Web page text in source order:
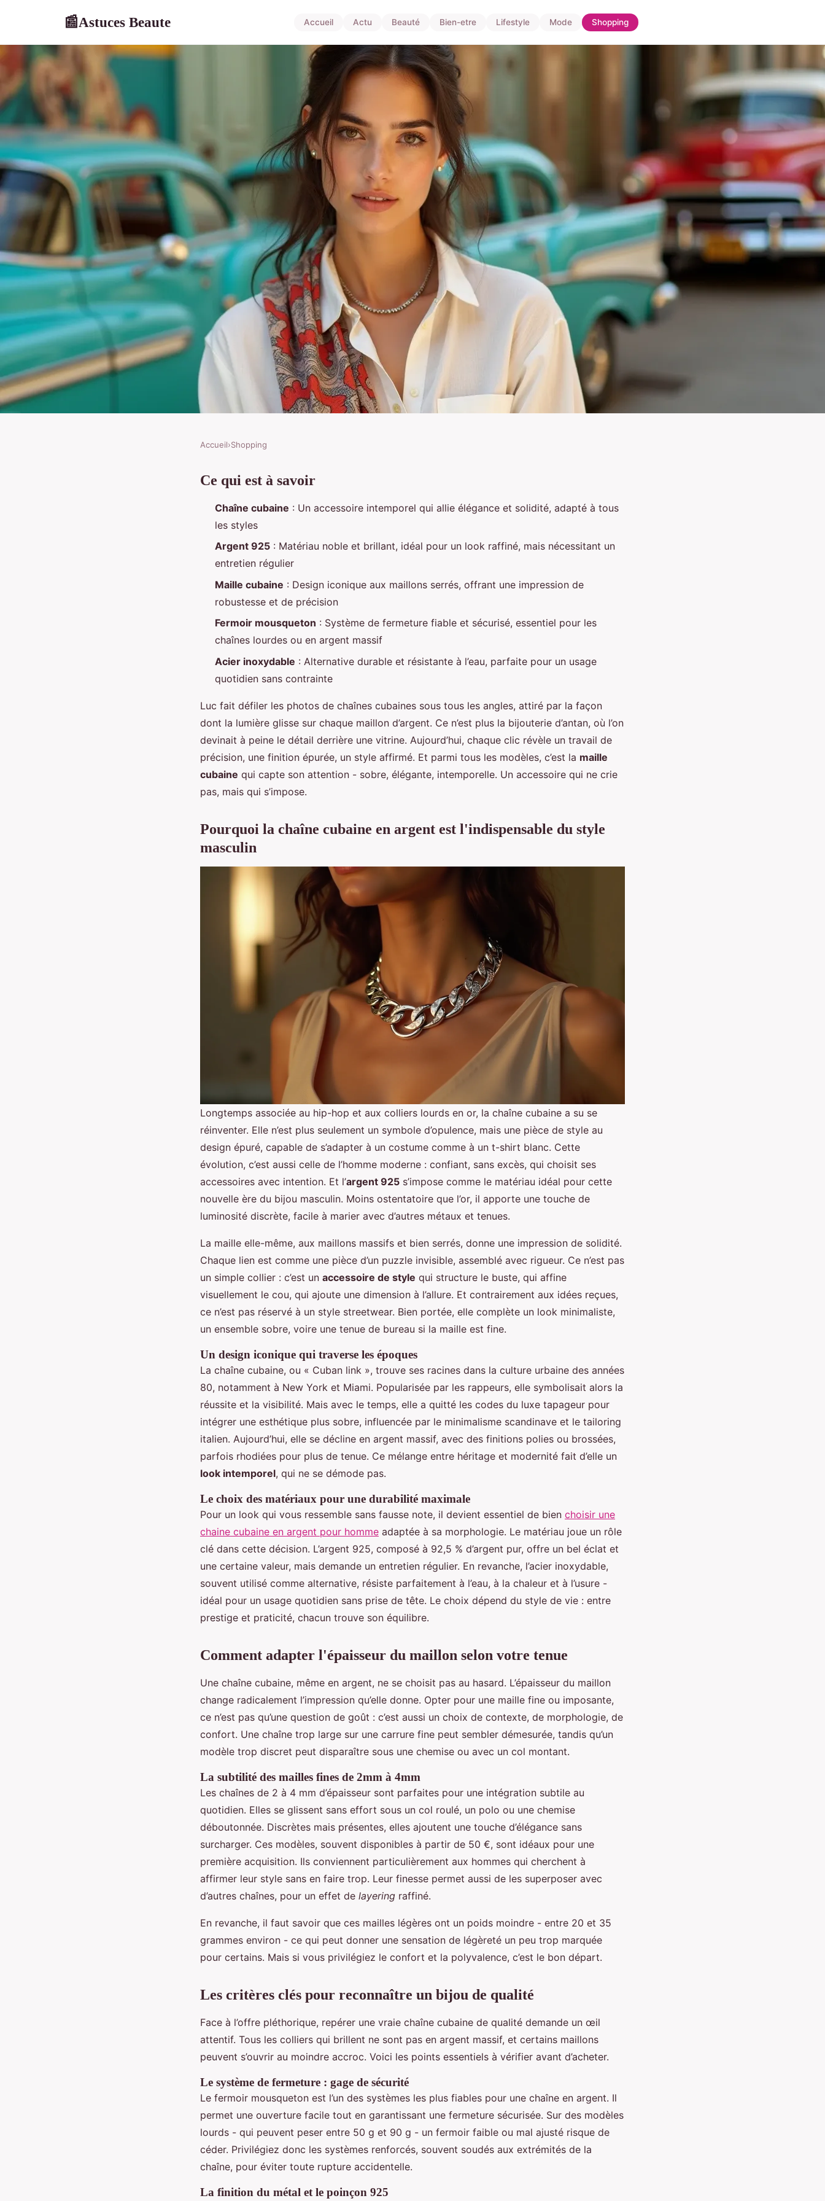
📰Astuces Beaute Accueil Actu Beauté Bien-etre Lifestyle Mode Shopping
Chaine cubaine argent : le guide complet
pour bien la porter
13 min de lecture
Accueil›Shopping
Ce qui est à savoir
Chaîne cubaine : Un accessoire intemporel qui allie élégance et solidité, adapté à tous
les styles
Argent 925 : Matériau noble et brillant, idéal pour un look raffiné, mais nécessitant un
entretien régulier
Maille cubaine : Design iconique aux maillons serrés, offrant une impression de
robustesse et de précision
Fermoir mousqueton : Système de fermeture fiable et sécurisé, essentiel pour les
chaînes lourdes ou en argent massif
Acier inoxydable : Alternative durable et résistante à l’eau, parfaite pour un usage
quotidien sans contrainte
Luc fait défiler les photos de chaînes cubaines sous tous les angles, attiré par la façon
dont la lumière glisse sur chaque maillon d’argent. Ce n’est plus la bijouterie d’antan, où l’on
devinait à peine le détail derrière une vitrine. Aujourd’hui, chaque clic révèle un travail de
précision, une finition épurée, un style affirmé. Et parmi tous les modèles, c’est la maille
cubaine qui capte son attention - sobre, élégante, intemporelle. Un accessoire qui ne crie
pas, mais qui s’impose.
Pourquoi la chaîne cubaine en argent est l'indispensable du style
masculin
Longtemps associée au hip-hop et aux colliers lourds en or, la chaîne cubaine a su se
réinventer. Elle n’est plus seulement un symbole d’opulence, mais une pièce de style au
design épuré, capable de s’adapter à un costume comme à un t-shirt blanc. Cette
évolution, c’est aussi celle de l’homme moderne : confiant, sans excès, qui choisit ses
accessoires avec intention. Et l’argent 925 s’impose comme le matériau idéal pour cette
nouvelle ère du bijou masculin. Moins ostentatoire que l’or, il apporte une touche de
luminosité discrète, facile à marier avec d’autres métaux et tenues.
La maille elle-même, aux maillons massifs et bien serrés, donne une impression de solidité.
Chaque lien est comme une pièce d’un puzzle invisible, assemblé avec rigueur. Ce n’est pas
un simple collier : c’est un accessoire de style qui structure le buste, qui affine
visuellement le cou, qui ajoute une dimension à l’allure. Et contrairement aux idées reçues,
ce n’est pas réservé à un style streetwear. Bien portée, elle complète un look minimaliste,
un ensemble sobre, voire une tenue de bureau si la maille est fine.
Un design iconique qui traverse les époques
La chaîne cubaine, ou « Cuban link », trouve ses racines dans la culture urbaine des années
80, notamment à New York et Miami. Popularisée par les rappeurs, elle symbolisait alors la
réussite et la visibilité. Mais avec le temps, elle a quitté les codes du luxe tapageur pour
intégrer une esthétique plus sobre, influencée par le minimalisme scandinave et le tailoring
italien. Aujourd’hui, elle se décline en argent massif, avec des finitions polies ou brossées,
parfois rhodiées pour plus de tenue. Ce mélange entre héritage et modernité fait d’elle un
look intemporel, qui ne se démode pas.
Le choix des matériaux pour une durabilité maximale
Pour un look qui vous ressemble sans fausse note, il devient essentiel de bien choisir une
chaine cubaine en argent pour homme adaptée à sa morphologie. Le matériau joue un rôle
clé dans cette décision. L’argent 925, composé à 92,5 % d’argent pur, offre un bel éclat et
une certaine valeur, mais demande un entretien régulier. En revanche, l’acier inoxydable,
souvent utilisé comme alternative, résiste parfaitement à l’eau, à la chaleur et à l’usure -
idéal pour un usage quotidien sans prise de tête. Le choix dépend du style de vie : entre
prestige et praticité, chacun trouve son équilibre.
Comment adapter l'épaisseur du maillon selon votre tenue
Une chaîne cubaine, même en argent, ne se choisit pas au hasard. L’épaisseur du maillon
change radicalement l’impression qu’elle donne. Opter pour une maille fine ou imposante,
ce n’est pas qu’une question de goût : c’est aussi un choix de contexte, de morphologie, de
confort. Une chaîne trop large sur une carrure fine peut sembler démesurée, tandis qu’un
modèle trop discret peut disparaître sous une chemise ou avec un col montant.
La subtilité des mailles fines de 2mm à 4mm
Les chaînes de 2 à 4 mm d’épaisseur sont parfaites pour une intégration subtile au
quotidien. Elles se glissent sans effort sous un col roulé, un polo ou une chemise
déboutonnée. Discrètes mais présentes, elles ajoutent une touche d’élégance sans
surcharger. Ces modèles, souvent disponibles à partir de 50 €, sont idéaux pour une
première acquisition. Ils conviennent particulièrement aux hommes qui cherchent à
affirmer leur style sans en faire trop. Leur finesse permet aussi de les superposer avec
d’autres chaînes, pour un effet de layering raffiné.
En revanche, il faut savoir que ces mailles légères ont un poids moindre - entre 20 et 35
grammes environ - ce qui peut donner une sensation de légèreté un peu trop marquée
pour certains. Mais si vous privilégiez le confort et la polyvalence, c’est le bon départ.
Les critères clés pour reconnaître un bijou de qualité
Face à l’offre pléthorique, repérer une vraie chaîne cubaine de qualité demande un œil
attentif. Tous les colliers qui brillent ne sont pas en argent massif, et certains maillons
peuvent s’ouvrir au moindre accroc. Voici les points essentiels à vérifier avant d’acheter.
Le système de fermeture : gage de sécurité
Le fermoir mousqueton est l’un des systèmes les plus fiables pour une chaîne en argent. Il
permet une ouverture facile tout en garantissant une fermeture sécurisée. Sur des modèles
lourds - qui peuvent peser entre 50 g et 90 g - un fermoir faible ou mal ajusté risque de
céder. Privilégiez donc les systèmes renforcés, souvent soudés aux extrémités de la
chaîne, pour éviter toute rupture accidentelle.
La finition du métal et le poinçon 925